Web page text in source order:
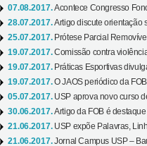
07.08.2017.Acontece Congresso
28.07.2017.Artigo discute orientação
25.07.2017. Prótese Parcial
19.07.2017.Comissão contra
19.07.2017. Práticas Esportivas
19.07.2017.O JAOS periódico da
05.07.2017. USP aprova novo curso
30.06.2017.Artigo da FOB é
21.06.2017. USP expõe Palavras,
21.06.2017.Jornal Campus USP –